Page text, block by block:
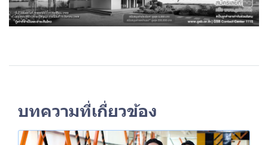
บทความที่เกี่ยวข้อง